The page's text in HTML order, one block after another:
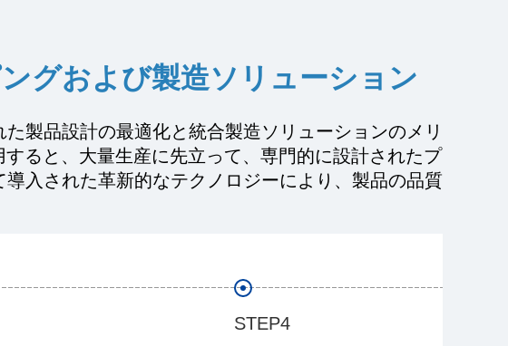
グおよび製造ソリューション
製品設計の最適化と統合製造ソリューションのメリ
ると、大量生産に先立って、専門的に設計されたプ
入された革新的なテクノロジーにより、製品の品質
STEP4